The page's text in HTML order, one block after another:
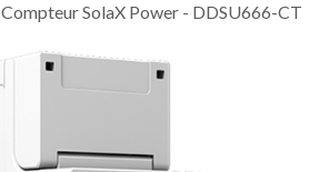
Compteur SolaX Power - DDSU666-CT